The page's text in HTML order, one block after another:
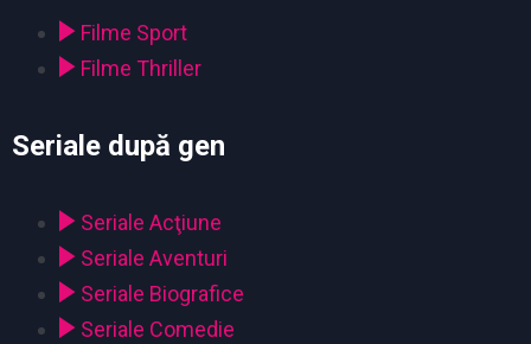
Filme Sport
Filme Thriller
Seriale după gen
Seriale Acţiune
Seriale Aventuri
Seriale Biografice
Seriale Comedie